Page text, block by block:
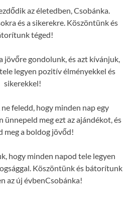
az életedben, Csobánka.
és a sikerekre. Köszöntünk és
téged!
jövőre gondolunk, és azt kívánjuk,
legyen pozitív élményekkel és
sikerekkel!
feledd, hogy minden nap egy
ünnepeld meg ezt az ajándékot, és
meg a boldog jövőd!
hogy minden napod tele legyen
Köszöntünk és bátorítunk
az új évbenCsobánka!